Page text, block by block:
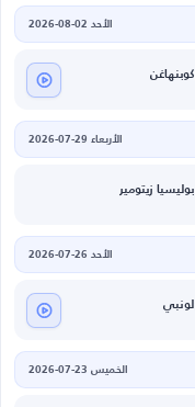
الأحد 02-08-2026
كوبنهاغن
الأربعاء 29-07-2026
بوليسيا زيتومير
الأحد 26-07-2026
لونبي
الخميس 23-07-2026